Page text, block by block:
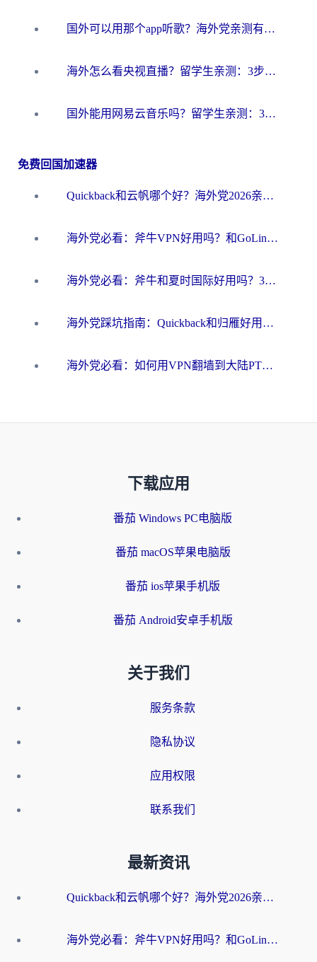
国外可以用那个app听歌？海外党亲测有效的回国加速方案，轻松听国内音乐听书
海外怎么看央视直播？留学生亲测：3步解决版权限制+追剧自由
国外能用网易云音乐吗？留学生亲测：3步解决海外听歌难题
免费回国加速器
Quickback和云帆哪个好？海外党2026亲测指南：选对加速器大陆工具，无缝刷国内剧玩国服
海外党必看：斧牛VPN好用吗？和GoLinkVPN对比哪个回国效果更好？
海外党必看：斧牛和夏时国际好用吗？3步选对回国加速器，无缝刷国内资源
海外党踩坑指南：Quickback和归雁好用吗？选对加速器才能无缝刷国内资源
海外党必看：如何用VPN翻墙到大陆PTT？一篇解决你所有回国加速痛点
下载应用
番茄 Windows PC电脑版
番茄 macOS苹果电脑版
番茄 ios苹果手机版
番茄 Android安卓手机版
关于我们
服务条款
隐私协议
应用权限
联系我们
最新资讯
Quickback和云帆哪个好？海外党2026亲测指南：选对加速器大陆工具，无缝刷国内剧玩国服
海外党必看：斧牛VPN好用吗？和GoLinkVPN对比哪个回国效果更好？